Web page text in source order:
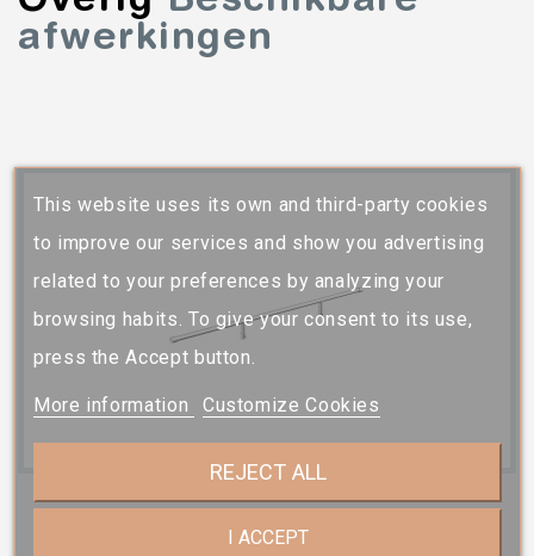
This website uses its own and third-party cookies
to improve our services and show you advertising
related to your preferences by analyzing your
browsing habits. To give your consent to its use,
press the Accept button.
More information Customize Cookies
REJECT ALL
I ACCEPT
afwerkingen